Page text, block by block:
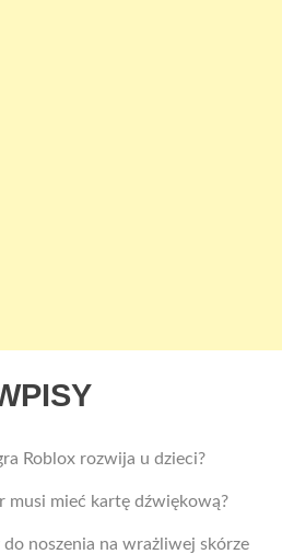
Roblox rozwija u dzieci?
musi mieć kartę dźwiękową?
do noszenia na wrażliwej skórze